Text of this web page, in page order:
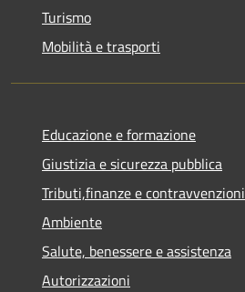
Turismo
Mobilità e trasporti
Educazione e formazione
Giustizia e sicurezza pubblica
Tributi,finanze e contravvenzioni
Ambiente
Salute, benessere e assistenza
Autorizzazioni